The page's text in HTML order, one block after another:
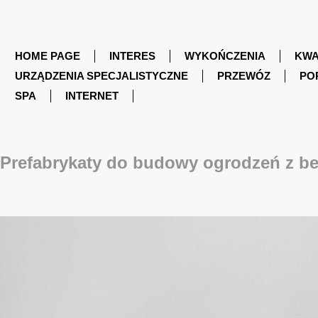
HOME PAGE INTERES WYKOŃCZENIA
URZĄDZENIA SPECJALISTYCZNE
PRZEWÓZ
SPA
INTERNET
Prefabrykaty do budowy ogrodzeń z